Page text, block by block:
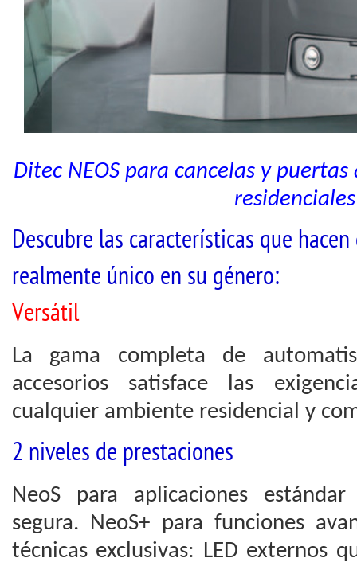
Ditec NEOS para cancelas y
residenciales
Descubre las características que
realmente único en su género:
Versátil
La gama completa de
accesorios satisface las
cualquier ambiente residencial y
2 niveles de prestaciones
NeoS para aplicaciones
segura. NeoS+ para funciones
técnicas exclusivas: LED externos